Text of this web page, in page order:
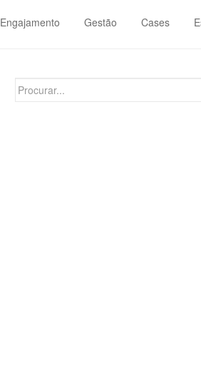
Engajamento Gestão Cases
Search